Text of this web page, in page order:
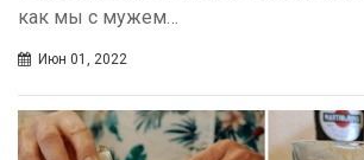
как мы с мужем…
Июн 01, 2022